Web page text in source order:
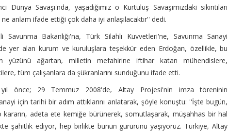
Savaşı'nda, yaşadığımız o Kurtuluş Savaşımızdaki sıkıntıları
ne anlam ifade ettiği çok daha iyi anlaşılacaktır'' dedi.
Bakanlığı'na, Türk Silahlı Kuvvetleri'ne, Savunma Sanayi
yer alan kurum ve kuruluşlara teşekkür eden Erdoğan, özellikle, bu
yüzünü ağartan, milletin mefahirine iftihar katan mühendislere,
tüm çalışanlara da şükranlarını sunduğunu ifade etti.
önce; 29 Temmuz 2008'de, Altay Projesi'nin imza töreninin
için tarihi bir adım attıklarını anlatarak, şöyle konuştu: ''İşte bugün,
kararın, adeta ete kemiğe bürünerek, somutlaşarak, müşahhas bir hal
şahitlik ediyor, hep birlikte bunun gururunu yaşıyoruz. Türkiye, Altay